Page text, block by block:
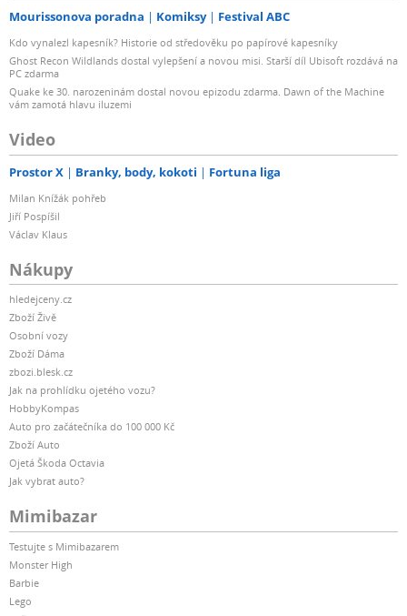
Mourissonova poradna Komiksy Festival ABC
Kdo vynalezl kapesník? Historie od středověku po papírové kapesníky
Ghost Recon Wildlands dostal vylepšení a novou misi. Starší díl Ubisoft rozdává na
PC zdarma
Quake ke 30. narozeninám dostal novou epizodu zdarma. Dawn of the Machine
vám zamotá hlavu iluzemi
Video
Prostor X Branky, body, kokoti Fortuna liga
Milan Knížák pohřeb
Jiří Pospíšil
Václav Klaus
Nákupy
hledejceny.cz
Zboží Živě
Osobní vozy
Zboží Dáma
zbozi.blesk.cz
Jak na prohlídku ojetého vozu?
HobbyKompas
Auto pro začátečníka do 100 000 Kč
Zboží Auto
Ojetá Škoda Octavia
Jak vybrat auto?
Mimibazar
Testujte s Mimibazarem
Monster High
Barbie
Lego